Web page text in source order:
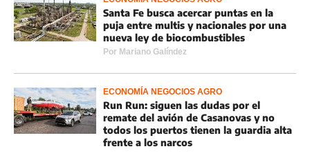
Santa Fe busca acercar puntas en la
puja entre multis y nacionales por una
nueva ley de biocombustibles
Por Mariano Galíndez
ECONOMÍA NEGOCIOS AGRO
Run Run: siguen las dudas por el
remate del avión de Casanovas y no
todos los puertos tienen la guardia alta
frente a los narcos